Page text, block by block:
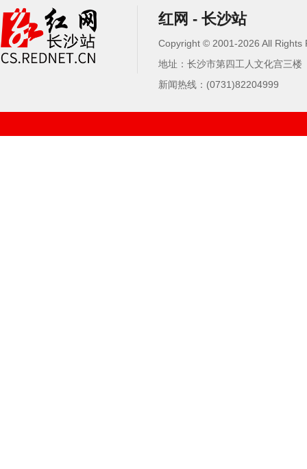
红网 - 长沙站
Copyright © 2001-2026 All Rights
地址：长沙市第四工人文化宫三楼
新闻热线：(0731)82204999